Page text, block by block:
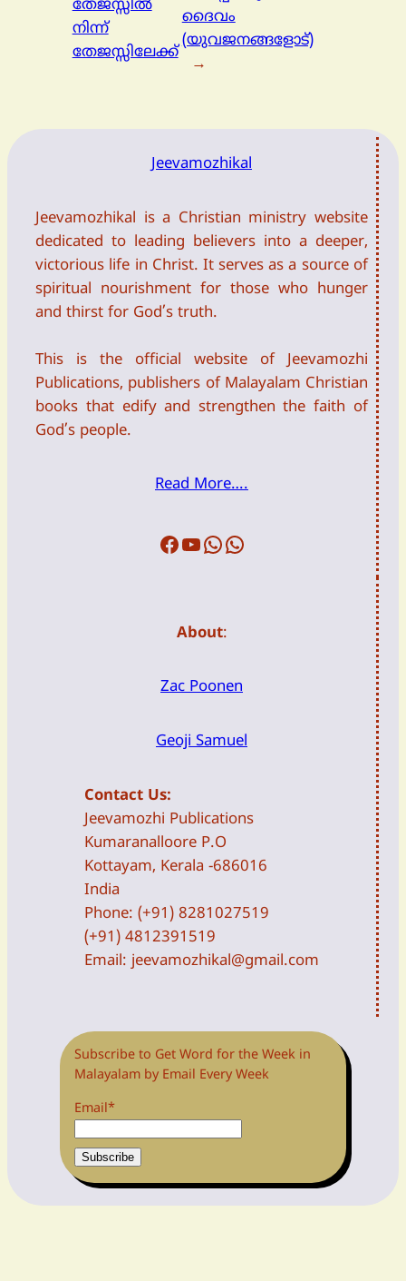
തേജസ്സില്‍
നിന്ന്
തേജസ്സിലേക്ക്
ദൈവം
(യുവജനങ്ങളോട്)
→
Jeevamozhikal
Jeevamozhikal is a Christian ministry website
dedicated to leading believers into a deeper,
victorious life in Christ. It serves as a source of
spiritual nourishment for those who hunger
and thirst for God’s truth.
This is the official website of Jeevamozhi
Publications, publishers of Malayalam Christian
books that edify and strengthen the faith of
God’s people.
Read More….
Facebook Youtube WFTWDailyDevotion
About:
Zac Poonen
Geoji Samuel
Contact Us:
Jeevamozhi Publications
Kumaranalloore P.O
Kottayam, Kerala -686016
India
Phone: (+91) 8281027519
(+91) 4812391519
Email: jeevamozhikal@gmail.com
Subscribe to Get Word for the Week in
Malayalam by Email Every Week
Email*